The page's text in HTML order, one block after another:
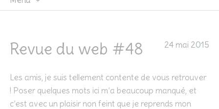
Revue du web #48 24 mai 2015
Les amis, je suis tellement contente de vous retrouver
! Poser quelques mots ici m’a beaucoup manqué, et
c’est avec un plaisir non feint que je reprends mon